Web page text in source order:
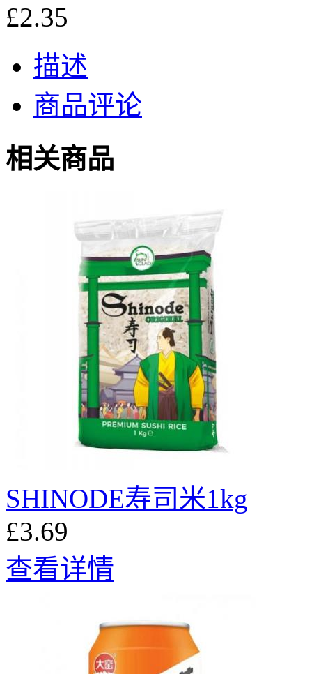
£2.35
描述
商品评论
相关商品
SHINODE寿司米1kg
£3.69
查看详情